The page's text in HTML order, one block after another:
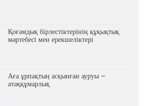
Қоғамдық бірлестіктерінің құқықтық
мәртебесі мен ерекшеліктері
Аға ұрпақтың асқынған ауруы –
атаққұмарлық